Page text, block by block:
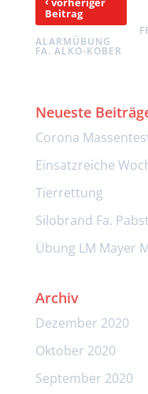
Beitrag
ALARMÜBUNG
FA. ALKO-KOBER
Neueste
Corona
Einsatzreiche
Tierrettung
Silobrand Fa. Pabst
Übung LM Mayer
Archiv
Dezember 2020
Oktober 2020
September 2020